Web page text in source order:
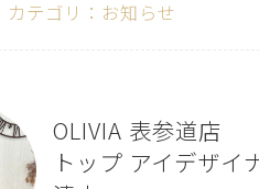
カテゴリ：お知らせ
OLIVIA 表参道店
トップ アイデザイ